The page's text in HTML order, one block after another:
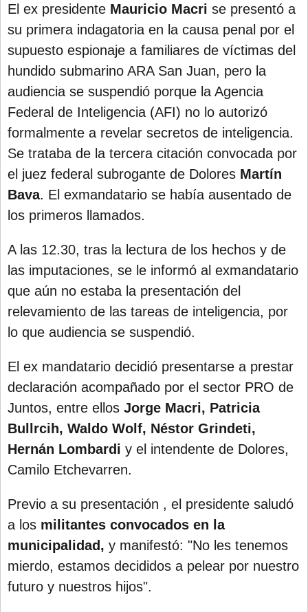
La Opinión del Director
Legales
Libro de Quejas
Medios
Millonarios
Minuto Lanzamiento
Negocios
Opinion
País
Política
Publicidad y Marketing
Real Estate y Propiedades
Responsabilidad Social
Salidas
Show Business
Sociedad
Tecnología
Tendencias
Viajes
El ex presidente Mauricio Macri se presentó a
su primera indagatoria en la causa penal por el
supuesto espionaje a familiares de víctimas del
hundido submarino ARA San Juan, pero la
audiencia se suspendió porque la Agencia
Federal de Inteligencia (AFI) no lo autorizó
formalmente a revelar secretos de inteligencia.
Se trataba de la tercera citación convocada por
el juez federal subrogante de Dolores Martín
Bava. El exmandatario se había ausentado de
los primeros llamados.
A las 12.30, tras la lectura de los hechos y de
las imputaciones, se le informó al exmandatario
que aún no estaba la presentación del
relevamiento de las tareas de inteligencia, por
lo que audiencia se suspendió.
El ex mandatario decidió presentarse a prestar
declaración acompañado por el sector PRO de
Juntos, entre ellos Jorge Macri, Patricia
Bullrcih, Waldo Wolf, Néstor Grindeti,
Hernán Lombardi y el intendente de Dolores,
Camilo Etchevarren.
Previo a su presentación , el presidente saludó
a los militantes convocados en la
municipalidad, y manifestó: "No les tenemos
mierdo, estamos decididos a pelear por nuestro
futuro y nuestros hijos".